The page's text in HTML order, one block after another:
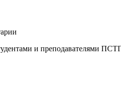
и преподавателями